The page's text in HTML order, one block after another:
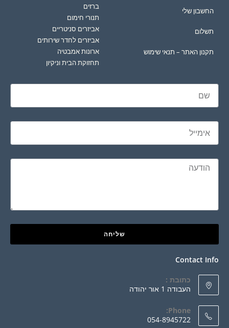
החשבון שלי
תשלום
תקנון האתר – תנאי שימוש
ברזים
תנורי חימום
אביזרים סניטריים
אביזרים לחדר שירותים
ארונות אמבטיה
תחזוקת הבית וניקיון
שליחה
Contact Info
כתובת :
העבודה 1 אור יהודה
Phone:
054-8945722